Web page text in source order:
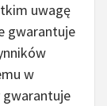
uwagę
gwarantuje
w
gwarantuje